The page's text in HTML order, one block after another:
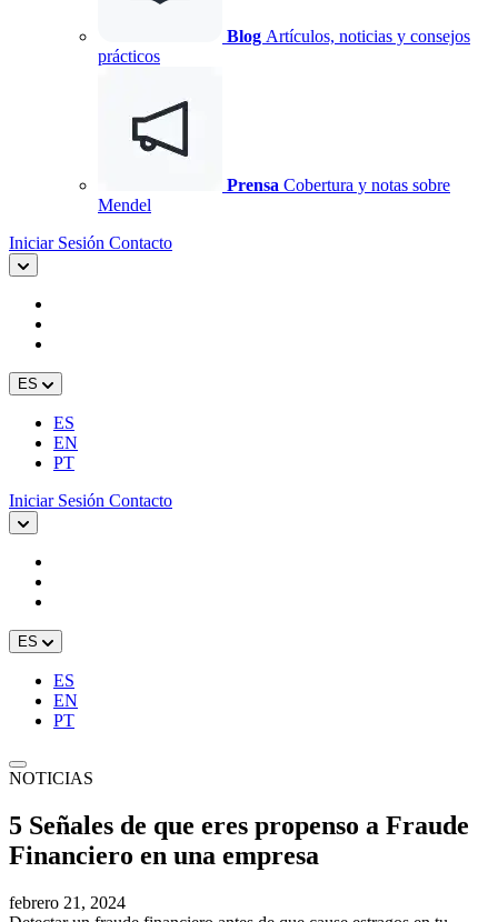
Blog Artículos, noticias y consejos
prácticos
Prensa Cobertura y notas sobre
Mendel
Iniciar Sesión Contacto
ES
ES
EN
PT
Iniciar Sesión Contacto
ES
ES
EN
PT
NOTICIAS
5 Señales de que eres propenso a Fraude
Financiero en una empresa
febrero 21, 2024